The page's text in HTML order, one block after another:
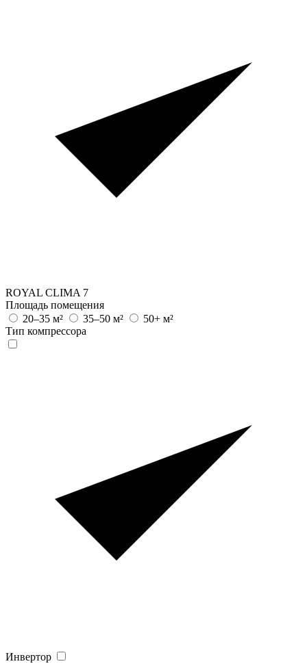
ROYAL CLIMA 7
Площадь помещения
20–35 м²
35–50 м²
50+ м²
Тип компрессора
Инвертор